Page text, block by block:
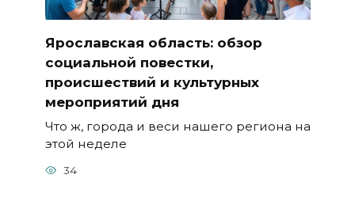
Ярославская область: обзор
социальной повестки,
происшествий и культурных
мероприятий дня
Что ж, города и веси нашего региона на
этой неделе
34